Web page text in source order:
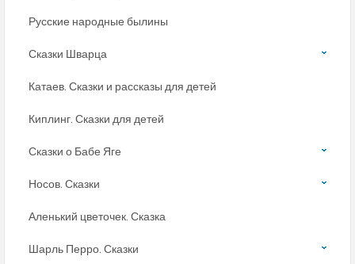
Русские народные былины
Сказки Шварца
Катаев. Сказки и рассказы для детей
Киплинг. Сказки для детей
Сказки о Бабе Яге
Носов. Сказки
Аленький цветочек. Сказка
Шарль Перро. Сказки